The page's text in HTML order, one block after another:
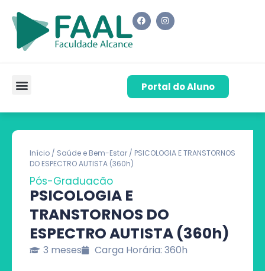
Portal do Aluno
Início / Saúde e Bem-Estar / PSICOLOGIA E TRANSTORNOS
DO ESPECTRO AUTISTA (360h)
Pós-Graduação
PSICOLOGIA E
TRANSTORNOS DO
ESPECTRO AUTISTA (360h)
3 meses Carga Horária: 360h